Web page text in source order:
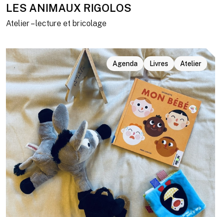
LES ANIMAUX RIGOLOS
Atelier – lecture et bricolage
Agenda Livres Atelier